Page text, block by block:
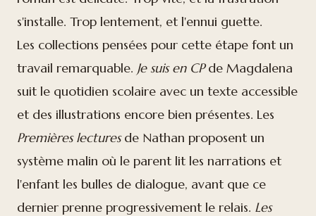
s'installe. Trop lentement, et l'ennui guette.
Les collections pensées pour cette étape font un
travail remarquable. Je suis en CPde Magdalena
suit le quotidien scolaire avec un texte accessible
et des illustrations encore bien présentes. Les
Premières lecturesde Nathan proposent un
système malin où le parent lit les narrations et
l'enfant les bulles de dialogue, avant que ce
dernier prenne progressivement le relais. Les